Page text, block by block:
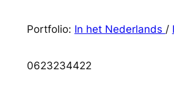
Portfolio: In het Nederlands /
0623234422